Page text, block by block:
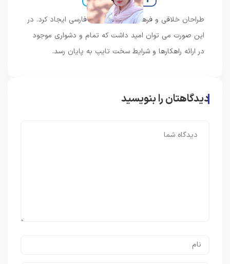
طراحان خلاقی و فرهنگ پیشرو در زبان فارسی ایجاد کرد. در
این صورت می توان امید داشت که تمام و دشواری موجود
در ارائه راهکارها و شرایط سخت تایپ به پایان رسد.
دیدگاهتان را بنویسید